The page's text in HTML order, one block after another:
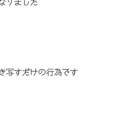
りました
写すだけの行為です